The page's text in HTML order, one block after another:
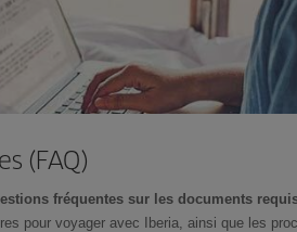
(FAQ)
fréquentes sur les documents
pour voyager avec Iberia, ainsi que les